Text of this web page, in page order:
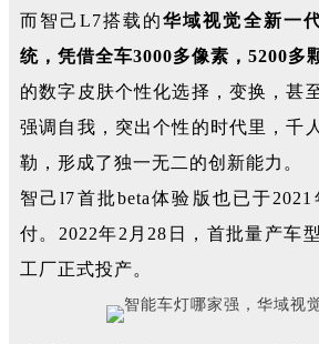
而智己L7搭载的华域视觉全新一
统，凭借全车3000多像素，5200多
的数字皮肤个性化选择，变换，甚
强调自我，突出个性的时代里，千
勒，形成了独一无二的创新能力。
智己l7首批beta体验版也已于2021
付。2022年2月28日，首批量产车
工厂正式投产。